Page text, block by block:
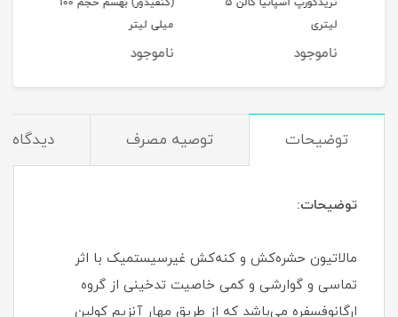
لیتری
ناموجود
میلی لیتر
ناموجود
توضیحات توصیه مصرف
توضیحات:
مالاتیون حشره­‌کش و کنه‌­کش غیرسیستمیک با اثر
تماسی و گوارشی و کمی خاصیت تدخینی از گروه
ارگانوفسفره می­‌باشد که از طریق مهار آنزیم کولین